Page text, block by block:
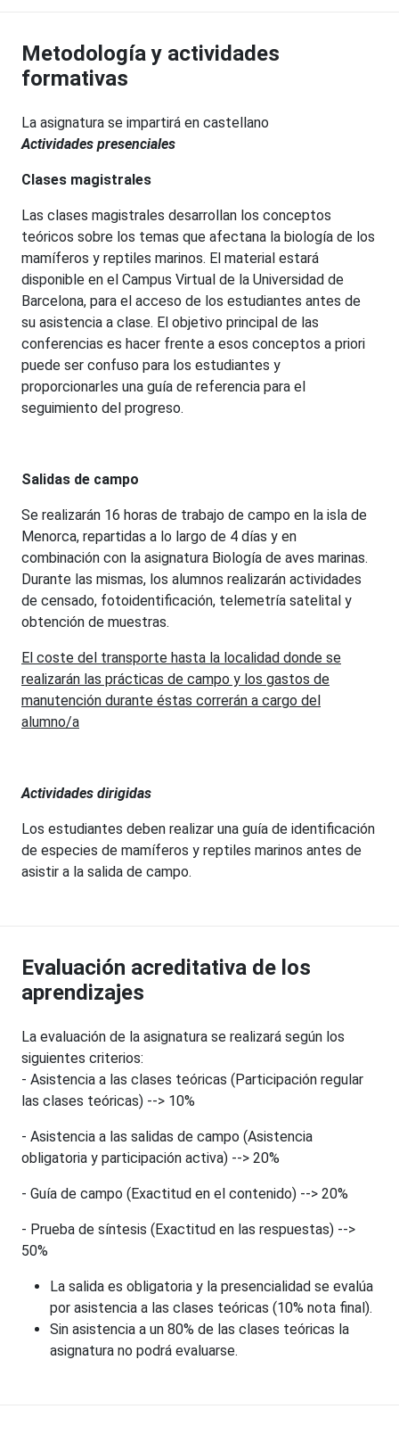
Metodología y actividades
formativas
La asignatura se impartirá en castellano
Actividades presenciales
Clases magistrales
Las clases magistrales desarrollan los conceptos
teóricos sobre los temas que afectana la biología de los
mamíferos y reptiles marinos. El material estará
disponible en el Campus Virtual de la Universidad de
Barcelona, para el acceso de los estudiantes antes de
su asistencia a clase. El objetivo principal de las
conferencias es hacer frente a esos conceptos a priori
puede ser confuso para los estudiantes y
proporcionarles una guía de referencia para el
seguimiento del progreso.
Salidas de campo
Se realizarán 16 horas de trabajo de campo en la isla de
Menorca, repartidas a lo largo de 4 días y en
combinación con la asignatura Biología de aves marinas.
Durante las mismas, los alumnos realizarán actividades
de censado, fotoidentificación, telemetría satelital y
obtención de muestras.
El coste del transporte hasta la localidad donde se
realizarán las prácticas de campo y los gastos de
manutención durante éstas correrán a cargo del
alumno/a
Actividades dirigidas
Los estudiantes deben realizar una guía de identificación
de especies de mamíferos y reptiles marinos antes de
asistir a la salida de campo.
Evaluación acreditativa de los
aprendizajes
La evaluación de la asignatura se realizará según los
siguientes criterios:
- Asistencia a las clases teóricas (Participación regular
las clases teóricas) --> 10%
- Asistencia a las salidas de campo (Asistencia
obligatoria y participación activa) --> 20%
- Guía de campo (Exactitud en el contenido) --> 20%
- Prueba de síntesis (Exactitud en las respuestas) -->
50%
La salida es obligatoria y la presencialidad se evalúa
por asistencia a las clases teóricas (10% nota final).
Sin asistencia a un 80% de las clases teóricas la
asignatura no podrá evaluarse.